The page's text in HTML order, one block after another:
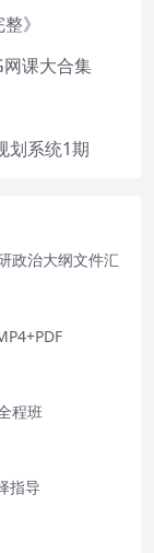
》
课大合集
划系统1期
政治大纲文件汇
程班
指导